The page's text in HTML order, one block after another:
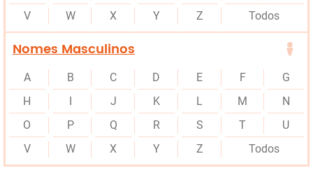
V
W X Y Z Todos
Nomes Masculinos
A B C D E F
G
H
J K L M
N
O
P Q R S T
U
V
W X Y Z Todos